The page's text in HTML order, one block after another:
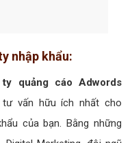
cận khách hàng cao,
tính năng hiện đại được
cáo Google Adwords
ty VietWeb luôn được tối